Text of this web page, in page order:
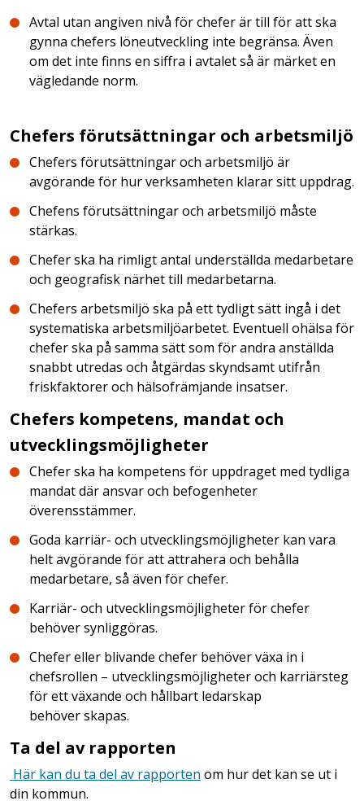
Avtal utan angiven nivå för chefer är till för att ska
gynna chefers löneutveckling inte begränsa. Även
om det inte finns en siffra i avtalet så är märket en
vägledande norm.
Chefers förutsättningar och arbetsmiljö
Chefers förutsättningar och arbetsmiljö är
avgörande för hur verksamheten klarar sitt uppdrag.
Chefens förutsättningar och arbetsmiljö måste
stärkas.
Chefer ska ha rimligt antal underställda medarbetare
och geografisk närhet till medarbetarna.
Chefers arbetsmiljö ska på ett tydligt sätt ingå i det
systematiska arbetsmiljöarbetet. Eventuell ohälsa för
chefer ska på samma sätt som för andra anställda
snabbt utredas och åtgärdas skyndsamt utifrån
friskfaktorer och hälsofrämjande insatser.
Chefers kompetens, mandat och
utvecklingsmöjligheter
Chefer ska ha kompetens för uppdraget med tydliga
mandat där ansvar och befogenheter
överensstämmer.
Goda karriär- och utvecklingsmöjligheter kan vara
helt avgörande för att attrahera och behålla
medarbetare, så även för chefer.
Karriär- och utvecklingsmöjligheter för chefer
behöver synliggöras.
Chefer eller blivande chefer behöver växa in i
chefsrollen – utvecklingsmöjligheter och karriärsteg
för ett växande och hållbart ledarskap
behöver skapas.
Ta del av rapporten
Här kan du ta del av rapporten om hur det kan se ut i
din kommun.